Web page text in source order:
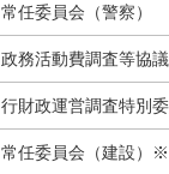
常任委員会（警察）
政務活動費調査等協
行財政運営調査特別
常任委員会（建設）